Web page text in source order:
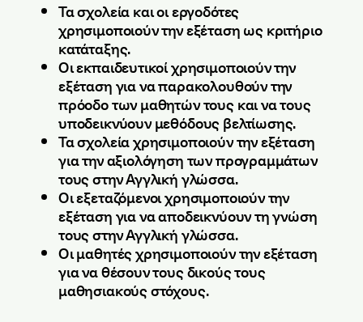
Τα σχολεία και οι εργοδότες
χρησιμοποιούν την εξέταση ως κριτήριο
κατάταξης.
Οι εκπαιδευτικοί χρησιμοποιούν την
εξέταση για να παρακολουθούν την
πρόοδο των μαθητών τους και να τους
υποδεικνύουν μεθόδους βελτίωσης.
Τα σχολεία χρησιμοποιούν την εξέταση
για την αξιολόγηση των προγραμμάτων
τους στην Αγγλική γλώσσα.
Οι εξεταζόμενοι χρησιμοποιούν την
εξέταση για να αποδεικνύουν τη γνώση
τους στην Αγγλική γλώσσα.
Οι μαθητές χρησιμοποιούν την εξέταση
για να θέσουν τους δικούς τους
μαθησιακούς στόχους.